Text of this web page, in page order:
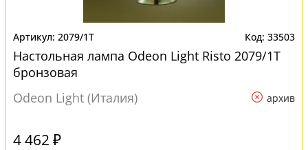
2079/1T 33503
Настольная лампа Odeon Light Risto 2079/1T
бронзовая
Odeon Light (Италия)
архив
4 462 ₽